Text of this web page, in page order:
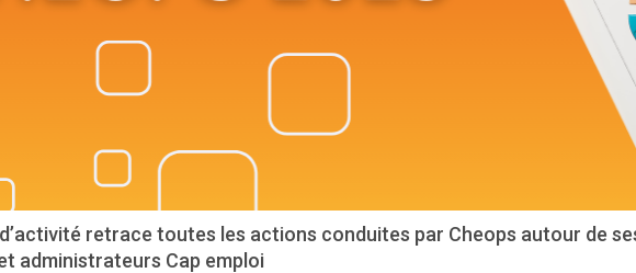
retrace toutes les actions conduites par Cheops autour de
administrateurs Cap emploi